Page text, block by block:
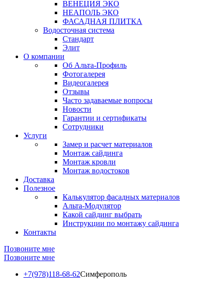
ВЕНЕЦИЯ ЭКО
НЕАПОЛЬ ЭКО
ФАСАДНАЯ ПЛИТКА
Водосточная система
Стандарт
Элит
О компании
Об Альта-Профиль
Фотогалерея
Видеогалерея
Отзывы
Часто задаваемые вопросы
Новости
Гарантии и сертификаты
Сотрудники
Услуги
Замер и расчет материалов
Монтаж сайдинга
Монтаж кровли
Монтаж водостоков
Доставка
Полезное
Калькулятор фасадных материалов
Альта-Модулятор
Какой сайдинг выбрать
Инструкции по монтажу сайдинга
Контакты
Позвоните мне
Позвоните мне
+7(978)118-68-62Симферополь